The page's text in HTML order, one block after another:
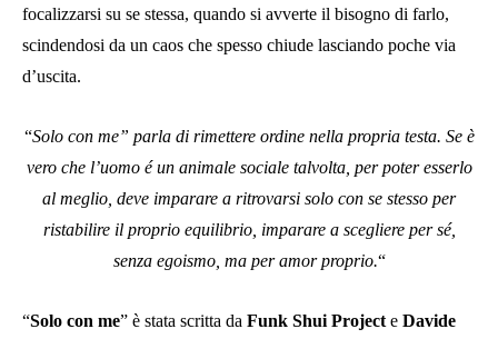
focalizzarsi su se stessa, quando si avverte il bisogno di farlo,
scindendosi da un caos che spesso chiude lasciando poche via
d’uscita.
“Solo con me” parla di rimettere ordine nella propria testa. Se è
vero che l’uomo é un animale sociale talvolta, per poter esserlo
al meglio, deve imparare a ritrovarsi solo con se stesso per
ristabilire il proprio equilibrio, imparare a scegliere per sé,
senza egoismo, ma per amor proprio.“
“Solo con me” è stata scritta da Funk Shui Project e Davide